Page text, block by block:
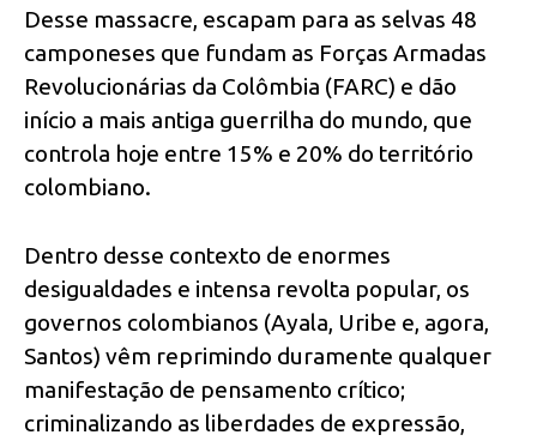
Desse massacre, escapam para as selvas 48
camponeses que fundam as Forças Armadas
Revolucionárias da Colômbia (FARC) e dão
início a mais antiga guerrilha do mundo, que
controla hoje entre 15% e 20% do território
colombiano.
Dentro desse contexto de enormes
desigualdades e intensa revolta popular, os
governos colombianos (Ayala, Uribe e, agora,
Santos) vêm reprimindo duramente qualquer
manifestação de pensamento crítico;
criminalizando as liberdades de expressão,